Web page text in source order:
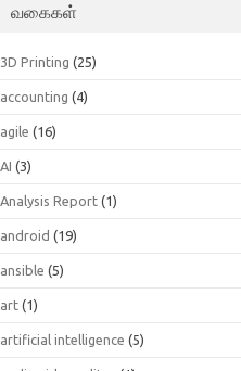
வகைகள்
3D Printing (25)
accounting (4)
agile (16)
AI (3)
Analysis Report (1)
android (19)
ansible (5)
art (1)
artificial intelligence (5)